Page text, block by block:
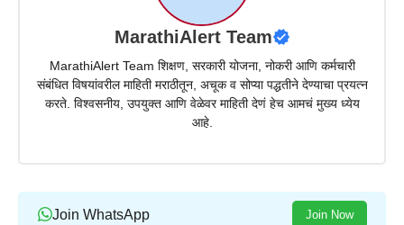
MarathiAlert Team
MarathiAlert Team शिक्षण, सरकारी योजना, नोकरी आणि कर्मचारी
संबंधित विषयांवरील माहिती मराठीतून, अचूक व सोप्या पद्धतीने देण्याचा प्रयत्न
करते. विश्वसनीय, उपयुक्त आणि वेळेवर माहिती देणं हेच आमचं मुख्य ध्येय
आहे.
Join WhatsApp Join Now